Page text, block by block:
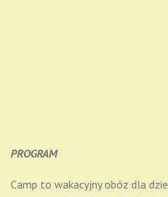
PROGRAM
Camp to wakacyjny obóz dla